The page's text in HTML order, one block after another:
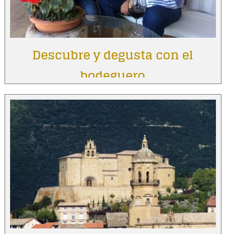
Descubre y degusta con el
bodeguero